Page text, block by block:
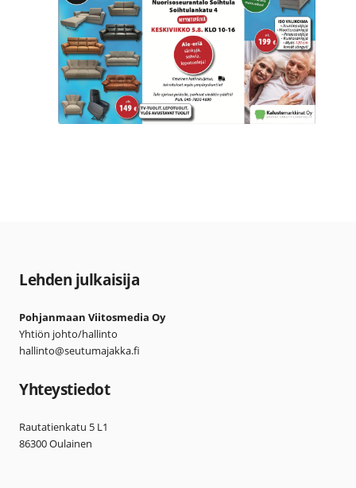
Lehden julkaisija
Pohjanmaan Viitosmedia Oy
Yhtiön johto/hallinto
hallinto@seutumajakka.fi
Yhteystiedot
Rautatienkatu 5 L1
86300 Oulainen